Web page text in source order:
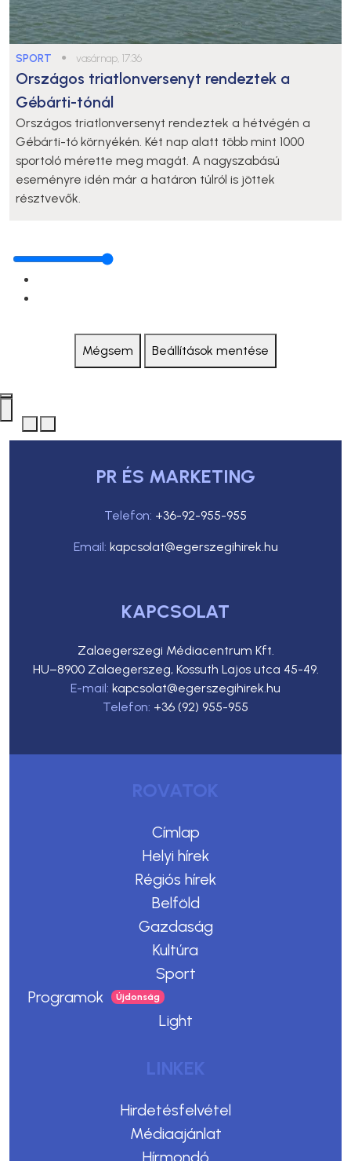
SPORT ● vasárnap, 17:36
Országos triatlonversenyt rendeztek a
Gébárti-tónál
Országos triatlonversenyt rendeztek a hétvégén a
Gébárti-tó környékén. Két nap alatt több mint 1000
sportoló mérette meg magát. A nagyszabású
eseményre idén már a határon túlról is jöttek
résztvevők.
Mégsem Beállítások mentése
PR ÉS MARKETING
Telefon: +36-92-955-955
Email: kapcsolat@egerszegihirek.hu
KAPCSOLAT
Zalaegerszegi Médiacentrum Kft.
HU–8900 Zalaegerszeg, Kossuth Lajos utca 45-49.
E-mail: kapcsolat@egerszegihirek.hu
Telefon: +36 (92) 955-955
ROVATOK
Címlap
Helyi hírek
Régiós hírek
Belföld
Gazdaság
Kultúra
Sport
Programok
Light
LINKEK
Hirdetésfelvétel
Médiaajánlat
Hírmondó